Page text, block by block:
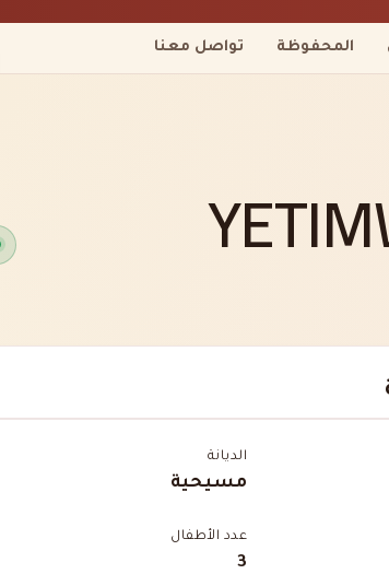
المحفوظة تواصل معنا
الديانة
مسيحية
عدد الأطفال
3